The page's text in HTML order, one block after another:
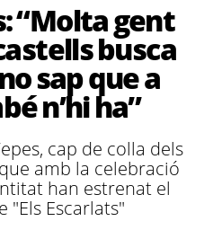
“Molta gent
busca
sap que a
n’hi ha”
cap de colla dels
amb la celebració
han estrenat el
"Els Escarlats"